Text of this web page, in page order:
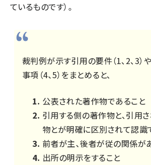
ているものです）。
裁判例が示す引用の要件（1、2、3）
事項（4、5）をまとめると、
公表された著作物であること
引用する側の著作物と、引用
物とが明確に区別されて認識
前者が主、後者が従の関係が
出所の明示をすること